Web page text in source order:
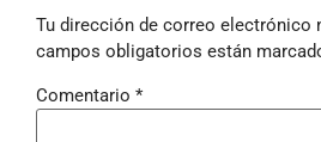
Tu dirección de correo electrónico
campos obligatorios están
Comentario *